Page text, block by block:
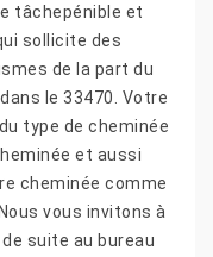
tâchepénible et
sollicite des
de la part du
le 33470. Votre
type de cheminée
et aussi
cheminée comme
vous invitons à
suite au bureau